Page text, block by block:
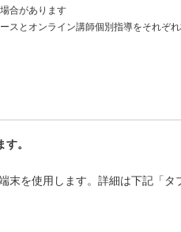
合があります
スとオンライン講師個別指導をそれぞ
。
を使用します。詳細は下記「